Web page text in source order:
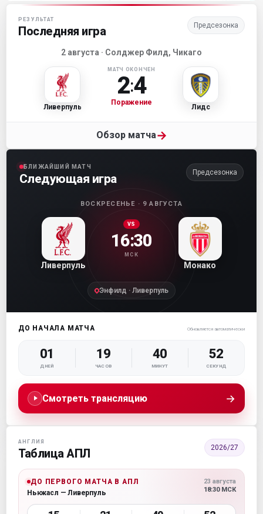
Матч-центр «Ливерпуля»
РЕЗУЛЬТАТ
Последняя игра Предсезонка
2 августа · Солджер Филд, Чикаго
Ливерпуль
МАТЧ ОКОНЧЕН
2:4
Поражение
Лидс
Обзор матча→
БЛИЖАЙШИЙ МАТЧ
Следующая игра Предсезонка
ВОСКРЕСЕНЬЕ · 9 АВГУСТА
Ливерпуль
VS
16:30
МСК
Монако
Энфилд · Ливерпуль
ДО НАЧАЛА МАТЧА Обновляется автоматически
01
ДНЕЙ
19
ЧАСОВ
40
МИНУТ
51
СЕКУНД
Смотреть трансляцию →
АНГЛИЯ
Таблица АПЛ 2026/27
ДО ПЕРВОГО МАТЧА В АПЛ
Ньюкасл — Ливерпуль
23 августа
18:30 МСК